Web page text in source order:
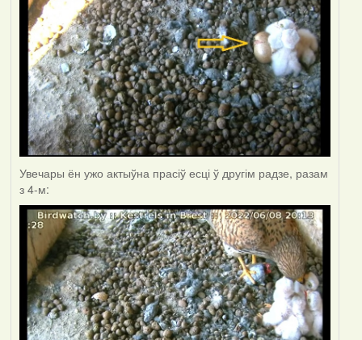
Увечары ён ужо актыўна прасіў есці ў другім радзе, разам
з 4-м: